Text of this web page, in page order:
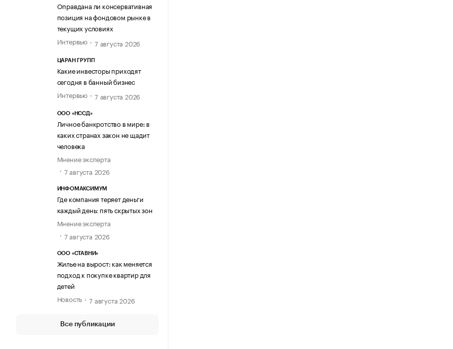
Оправдана ли консервативная
позиция на фондовом рынке в
текущих условиях
Интервью
7 августа 2026
ЦАРАН ГРУПП
Какие инвесторы приходят
сегодня в банный бизнес
Интервью
7 августа 2026
ООО «НССД»
Личное банкротство в мире: в
каких странах закон не щадит
человека
Мнение эксперта
7 августа 2026
ИНФОМАКСИМУМ
Где компания теряет деньги
каждый день: пять скрытых зон
Мнение эксперта
7 августа 2026
ООО «СТАВНИ»
Жилье на вырост: как меняется
подход к покупке квартир для
детей
Новость
7 августа 2026
Все публикации